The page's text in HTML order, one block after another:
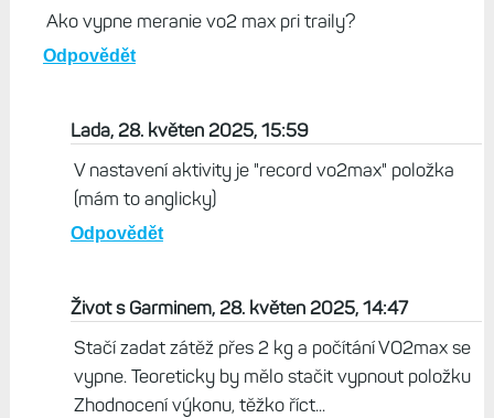
Ako vypne meranie vo2 max pri traily?
Odpovědět
Lada, 28. květen 2025, 15:59
V nastavení aktivity je "record vo2max" položka
(mám to anglicky)
Odpovědět
Život s Garminem, 28. květen 2025, 14:47
Stačí zadat zátěž přes 2 kg a počítání VO2max se
vypne. Teoreticky by mělo stačit vypnout položku
Zhodnocení výkonu, těžko říct...